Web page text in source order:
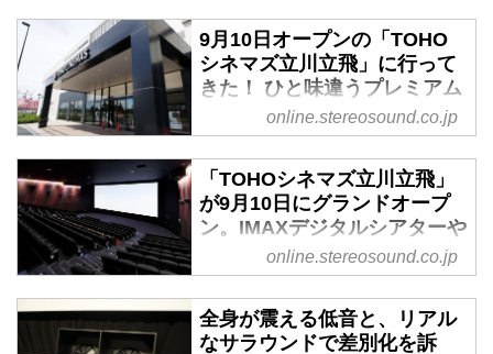
コロムビア CD:COCB-54320
￥3,000＋税 12 月23日発売
来たる12月25日（金曜日）、玉
置浩二の新作『Chocolate
が、TOHOシネマズ日比谷と
TOHOシネマズ池袋において開催
される。去年11月に開催された安
全地帯の伝説のLIVE「安全地帯
IN 甲子園球場 さよならゲーム」
が上映され、TOHOシネマズ日比
谷の本会場ではゲストとして安全
地帯(矢萩渉・六土開正・武沢侑
9月10日オープンの「TOHO
シネマズ立川立飛」に行って
きた！ ひと味違うプレミアム
＆轟音シアターで、映画体験
が新しい領域に入ったことを
実感できる - Stereo Sound
ONLINE
TOHOシネマズは本日、9月10日
ズ立川立飛」のマスコミ向け内覧
会を開催した。TOHOシネマズ立
川立飛は、多摩モノレール立飛駅
直結の「ららぽーと立川立飛」近
online.stereosound.co.jp
「TOHOシネマズ立川立飛」
が9月10日にグランドオープ
ン。IMAXデジタルシアターや
カスタムオーダーメイドスピ
ーカー、轟音シアターを備え
た9スクリーン1,605席を準備
- Stereo Sound ONLINE
online.stereosound.co.jp
全身が震える低音と、リアル
なサラウンドで差別化を訴